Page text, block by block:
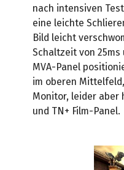
nach intensiven
eine leichte
Bild leicht
Schaltzeit von
MVA-Panel
im oberen
Monitor, leider aber
und TN+ Film-Panel.